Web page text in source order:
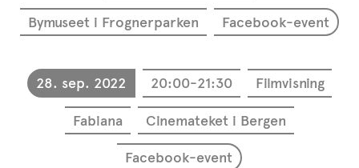
Bymuseet i Frognerparken Facebook-event
28. sep. 2022 20:00-21:30 Filmvisning
Fabiana Cinemateket i Bergen
Facebook-event